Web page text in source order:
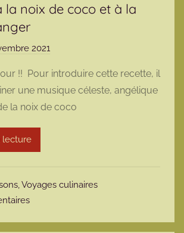
la noix de coco et à la
2021
r
m
a
t
!! Pour introduire cette recette, il
une musique céleste, angélique
la noix de coco
lecture
,Voyages culinaires